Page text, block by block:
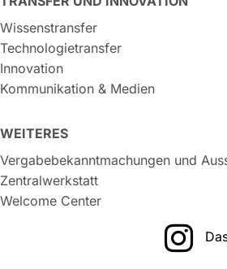
Wissenstransfer
Technologietransfer
Innovation
Kommunikation & Medien
WEITERES
Vergabebekanntmachungen und
Zentralwerkstatt
Welcome Center